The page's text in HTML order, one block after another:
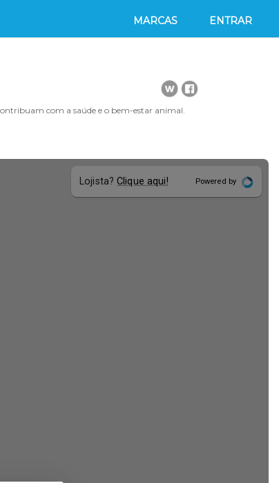
MARCAS ENTRAR
com a saúde e o bem-estar animal.